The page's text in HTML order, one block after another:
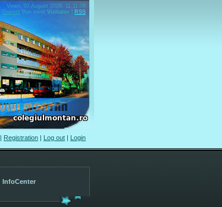
Vineri, 07 August 2026, 11.11.08
"Guests" Bun venit Vizitator RSS
| Registration | Log out | Login
InfoCenter